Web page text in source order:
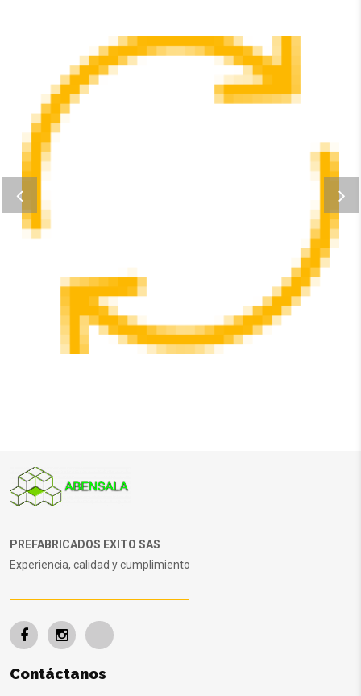
PREFABRICADOS EXITO SAS
Experiencia, calidad y cumplimiento
Contáctanos